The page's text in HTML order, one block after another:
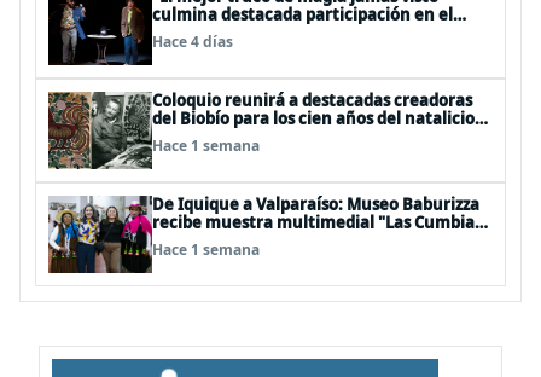
culmina destacada participación en el
Festival Off Avignon 2026
Hace 4 días
Coloquio reunirá a destacadas creadoras
del Biobío para los cien años del natalicio
del artista textil y artesano tomecino
Héctor Herrera “El Pajarero”
Hace 1 semana
De Iquique a Valparaíso: Museo Baburizza
recibe muestra multimedial "Las Cumbias
que escuchamos allá arriba"
Hace 1 semana